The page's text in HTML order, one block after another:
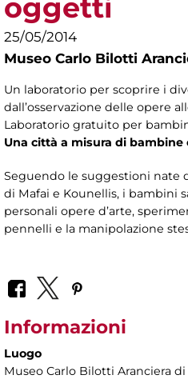
oggetti
25/05/2014
Museo Carlo Bilotti
Un laboratorio per scoprire i
dall’osservazione delle opere
Laboratorio gratuito per
Una città a misura di bambine
Seguendo le suggestioni nate
di Mafai e Kounellis, i bambini
personali opere d’arte,
pennelli e la manipolazione
Informazioni
Luogo
Museo Carlo Bilotti Aranciera